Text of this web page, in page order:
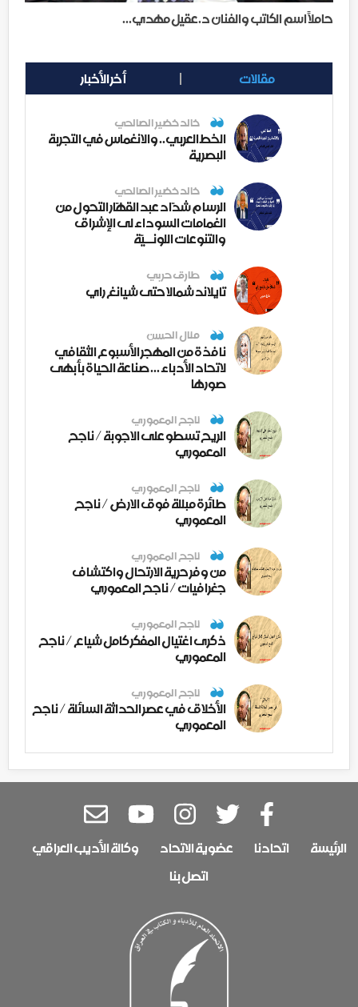
حاملاً اسم الكاتب والفنان د.عقيل مهدي...
مقالات أخر الأخبار
خالد خضير الصالحي
الخط العربي.. والانغماس في التجربة
البصرية
خالد خضير الصالحي
الرسام شدّاد عبد القهّار التحول من
الغمامات السوداء لى الإشراق
والتنوعات اللونــيّة
طارق حربي
تايلاند شمالا حتى شيانغ راي
منال الحسن
نافذة من المهجر الأسبوع الثقافي
لاتحاد الأدباء ... صناعة الحياة بأبهى
صورها
ناجح المعموري
الريح تسطو على الاجوبة / ناجح
المعموري
ناجح المعموري
طائرة مبللة فوق الارض / ناجح
المعموري
ناجح المعموري
من وفر حرية الارتحال واكتشاف
جغرافيات / ناجح المعموري
ناجح المعموري
ذكرى اغتيال المفكر كامل شياع / ناجح
المعموري
ناجح المعموري
الأخلاق في عصر الحداثة السائلة / ناجح
المعموري
الرئيسة اتحادنا عضوية الاتحاد
وكالة الأديب العراقي
اتصل بنا